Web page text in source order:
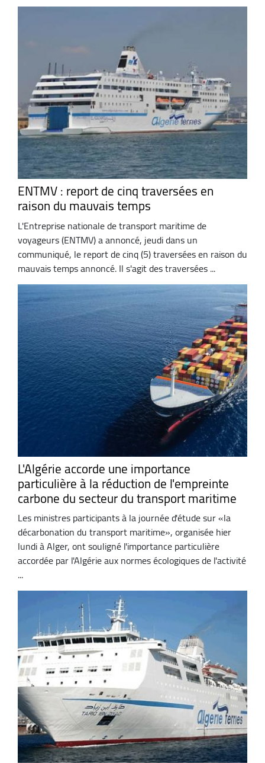
ENTMV : report de cinq traversées en
raison du mauvais temps
L'Entreprise nationale de transport maritime de
voyageurs (ENTMV) a annoncé, jeudi dans un
communiqué, le report de cinq (5) traversées en raison du
mauvais temps annoncé. Il s'agit des traversées ...
L'Algérie accorde une importance
particulière à la réduction de l'empreinte
carbone du secteur du transport maritime
Les ministres participants à la journée d'étude sur «la
décarbonation du transport maritime», organisée hier
lundi à Alger, ont souligné l'importance particulière
accordée par l'Algérie aux normes écologiques de l'activité
...